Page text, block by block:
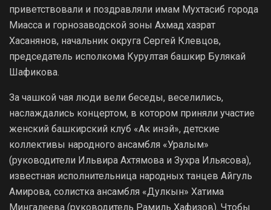
приветствовали и поздравляли имам Мухтасиб города
Миасса и горнозаводской зоны Ахмад хазрат
Хасанянов, начальник округа Сергей Клевцов,
председатель исполкома Курултая башкир Булякай
Шафикова.
За чашкой чая люди вели беседы, веселились,
наслаждались концертом, в котором приняли участие
женский башкирский клуб «Ак инэй», детские
коллективы народного ансамбля «Уралым»
(руководители Ильвира Ахтямова и Зухра Ильясова),
известная исполнительница народных танцев Айгуль
Амирова, солистка ансамбля «Дулкын» Хатима
Мингалеева (руководитель Рамиль Хафизов). Чтобы